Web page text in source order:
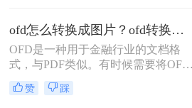
想要编辑ofd，也要将它转换成图片。
可是，ofd文件怎么转换成图片呢？转
转大师帮你完成。
ofd怎么转换成图片？ofd转换成图片用哪个软件比较好？
OFD是一种用于金融行业的文档格
式，与PDF类似。有时候需要将OFD
文档中的内容转换为图片格式，以便
更方便地分享、打印或展示
赞 踩